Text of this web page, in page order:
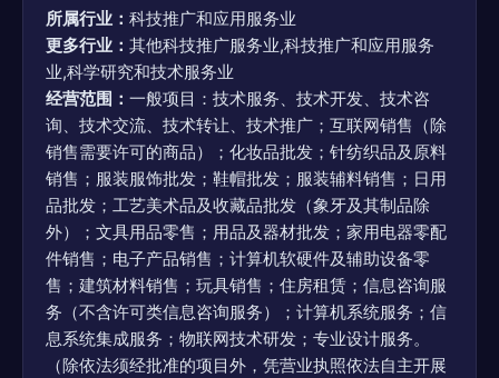
所属行业： 科技推广和应用服务业
更多行业： 其他科技推广服务业,科技推广和应用服务
业,科学研究和技术服务业
经营范围： 一般项目：技术服务、技术开发、技术咨
询、技术交流、技术转让、技术推广；互联网销售（除
销售需要许可的商品）；化妆品批发；针纺织品及原料
销售；服装服饰批发；鞋帽批发；服装辅料销售；日用
品批发；工艺美术品及收藏品批发（象牙及其制品除
外）；文具用品零售；用品及器材批发；家用电器零配
件销售；电子产品销售；计算机软硬件及辅助设备零
售；建筑材料销售；玩具销售；住房租赁；信息咨询服
务（不含许可类信息咨询服务）；计算机系统服务；信
息系统集成服务；物联网技术研发；专业设计服务。
（除依法须经批准的项目外，凭营业执照依法自主开展